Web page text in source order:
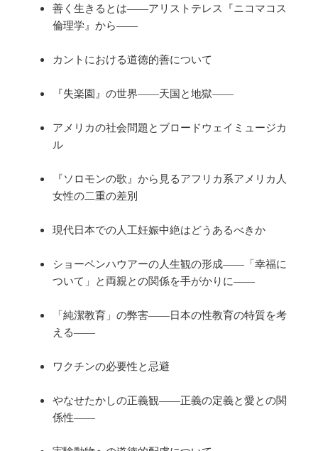
善く生きるとは――アリストテレス『ニコマコス
倫理学』から――
カントにおける道徳的善について
『失楽園』の世界――天国と地獄――
アメリカの社会問題とブロードウェイミュージカ
ル
『ソロモンの歌』から見るアフリカ系アメリカ人
女性の二重の差別
現代日本での人工妊娠中絶はどうあるべきか
ショーペンハウアーの人生観の形成――「幸福に
ついて」と両親との関係を手がかりに――
「純潔教育」の弊害――日本の性教育の特質を考
える――
ワクチンの必要性と忌避
やなせたかしの正義観――正義の定義と愛との関
係性――